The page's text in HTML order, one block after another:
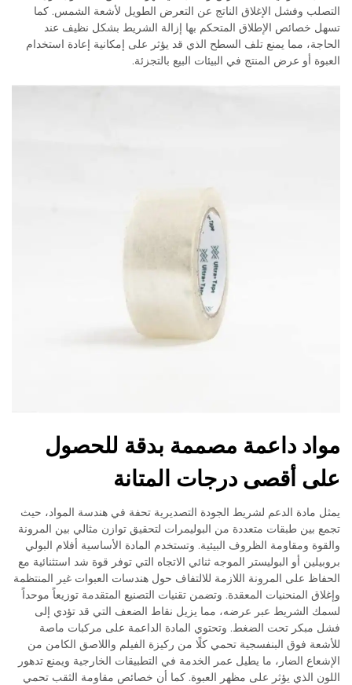
التصلب وفشل الإغلاق الناتج عن التعرض الطويل لأشعة الشمس. كما
تسهل خصائص الإطلاق المتحكم بها إزالة الشريط بشكل نظيف عند
الحاجة، مما يمنع تلف السطح الذي قد يؤثر على إمكانية إعادة استخدام
العبوة أو عرض المنتج في البيئات البيع بالتجزئة.
مواد داعمة مصممة بدقة للحصول
على أقصى درجات المتانة
يمثل مادة الدعم لشريط الجودة التصديرية تحفة في هندسة المواد، حيث
تجمع بين طبقات متعددة من البوليمرات لتحقيق توازن مثالي بين المرونة
والقوة ومقاومة الظروف البيئية. وتستخدم المادة الأساسية أفلام البولي
بروبيلين أو البوليستر الموجه ثنائي الاتجاه التي توفر قوة شد استثنائية مع
الحفاظ على المرونة اللازمة للالتفاف حول هندسات العبوات غير المنتظمة
وإغلاق المنحنيات المعقدة. وتضمن تقنيات التصنيع المتقدمة توزيعاً موحداً
لسمك الشريط عبر عرضه، مما يزيل نقاط الضعف التي قد تؤدي إلى
فشل مبكر تحت الضغط. وتحتوي المادة الداعمة على مركبات ماصة
للأشعة فوق البنفسجية تحمي كلًا من ركيزة الفيلم واللاصق الكامن من
الإشعاع الضار، ما يطيل عمر الخدمة في التطبيقات الخارجية ويمنع تدهور
اللون الذي يؤثر على مظهر العبوة. كما أن خصائص مقاومة الثقب تحمي